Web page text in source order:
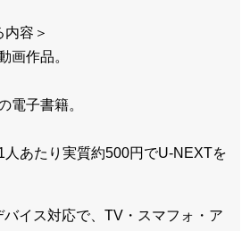
内容＞
画作品。
電子書籍。
人あたり実質約500円でU-NEXTを
イス対応で、TV・スマフォ・ア